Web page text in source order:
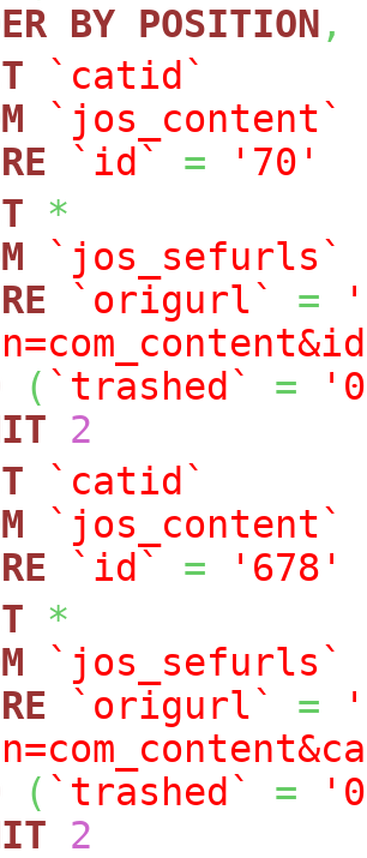
BY POSITION ,
`catid`
`jos_content`
`id` =
'70'
*
`jos_sefurls`
`origurl` =
( `trashed` =
2
`catid`
`jos_content`
`id` =
'678'
*
`jos_sefurls`
`origurl` =
( `trashed` =
2